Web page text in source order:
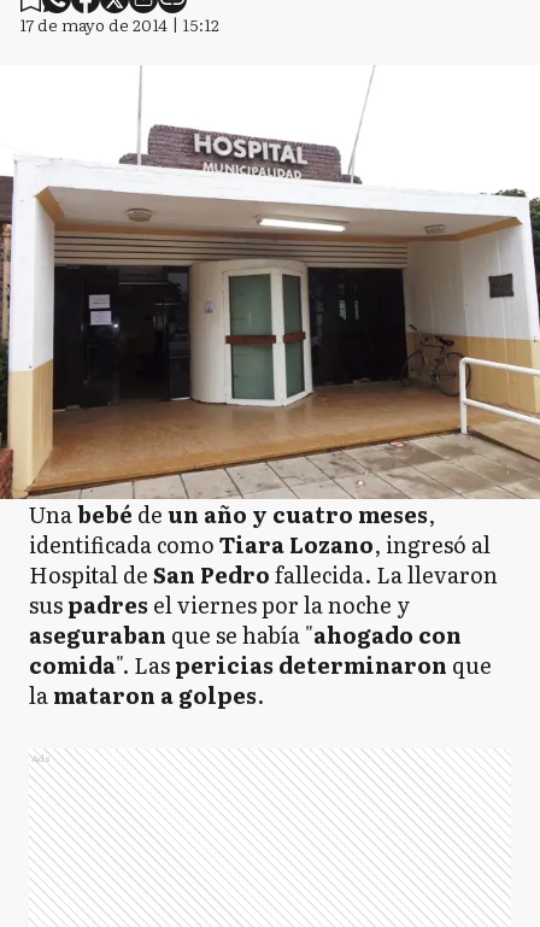
17 de mayo de 2014 | 15:12
Unabebé deun año y cuatro meses,
identificada comoTiara Lozano, ingresó al
Hospital deSan Pedrofallecida. La llevaron
suspadres el viernes por la noche y
aseguraban que se había "ahogado con
comida". Laspericias determinaron que
lamataron a golpes.
Ads